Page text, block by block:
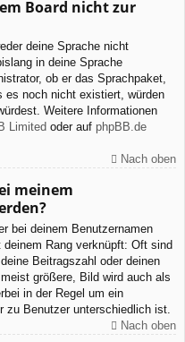
Board nicht zur
deine Sprache nicht
in deine Sprache
ob er das Sprachpaket,
es noch nicht existiert, würden
Weitere Informationen
Limited oder auf phpBB.de
Nach oben
meinem
bei deinem Benutzernamen
Rang verknüpft: Oft sind
Beitragszahl oder deinen
größere, Bild wird auch als
in der Regel um ein
Benutzer unterschiedlich ist.
Nach oben